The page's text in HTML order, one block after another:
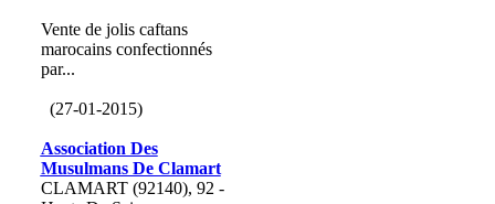
Vente de jolis caftans
marocains confectionnés
par...
(27-01-2015)
Association Des
Musulmans De Clamart
CLAMART (92140), 92 -